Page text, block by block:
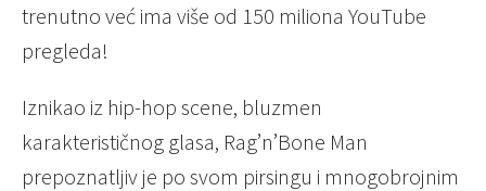
trenutno već ima više od 150 miliona YouTube
pregleda!
Iznikao iz hip-hop scene, bluzmen
karakterističnog glasa, Rag’n’Bone Man
prepoznatljiv je po svom pirsingu i mnogobrojnim